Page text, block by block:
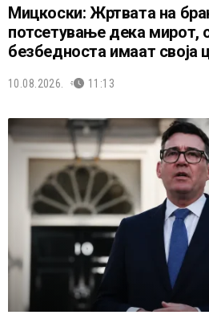
Мицкоски: Жртвата на
потсетување дека мирот,
безбедноста имаат своја
10.08.2026. 11:13